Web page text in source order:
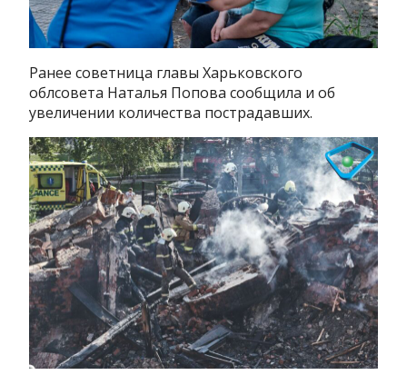
Ранее советница главы Харьковского
облсовета Наталья Попова сообщила и об
увеличении количества пострадавших.